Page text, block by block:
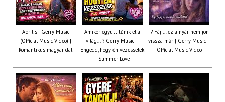
Április - Gerry Music
(Official Music Video) |
Romantikus magyar dal
Amikor együtt tűnik el a
világ... ? Gerry Music –
Engedd, hogy én vezesselek
| Summer Love
? Fáj … ez a nyár nem jön
vissza már | Gerry Music –
Official Music Video